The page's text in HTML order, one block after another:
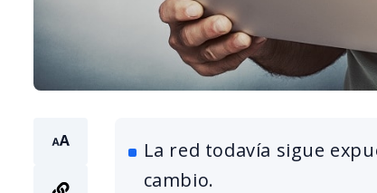
La red todavía sigue
cambio.